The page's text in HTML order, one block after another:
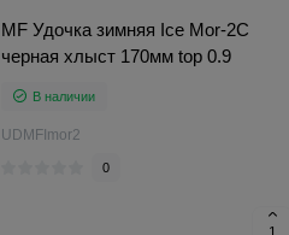
MF Удочка зимняя Ice Mor-2C
черная хлыст 170мм top 0.9
В наличии
UDMFImor2
0